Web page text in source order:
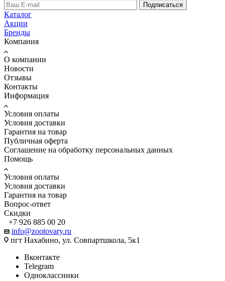
Подписаться
Каталог
Акции
Бренды
Компания
О компании
Новости
Отзывы
Контакты
Информация
Условия оплаты
Условия доставки
Гарантия на товар
Публичная оферта
Соглашение на обработку персональных данных
Помощь
Условия оплаты
Условия доставки
Гарантия на товар
Вопрос-ответ
Скидки
+7 926 885 00 20
info@zootovary.ru
пгт Нахабино, ул. Совпартшкола, 5к1
Вконтакте
Telegram
Одноклассники